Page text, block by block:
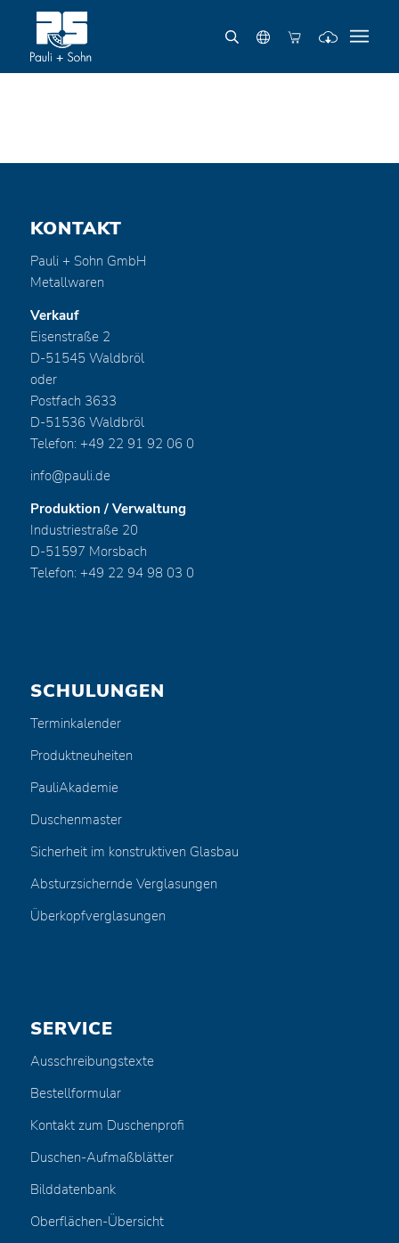
KONTAKT
Pauli + Sohn GmbH
Metallwaren
Verkauf
Eisenstraße 2
D-51545 Waldbröl
oder
Postfach 3633
D-51536 Waldbröl
Telefon: +49 22 91 92 06 0
info@pauli.de
Produktion / Verwaltung
Industriestraße 20
D-51597 Morsbach
Telefon: +49 22 94 98 03 0
SCHULUNGEN
Terminkalender
Produktneuheiten
PauliAkademie
Duschenmaster
Sicherheit im konstruktiven Glasbau
Absturzsichernde Verglasungen
Überkopfverglasungen
SERVICE
Ausschreibungstexte
Bestellformular
Kontakt zum Duschenprofi
Duschen-Aufmaßblätter
Bilddatenbank
Oberflächen-Übersicht